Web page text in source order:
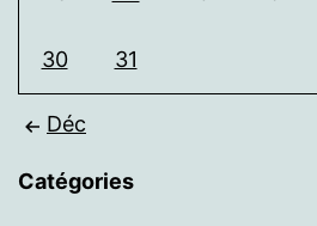
30 31
Déc
Catégories